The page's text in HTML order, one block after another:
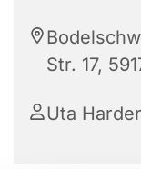
Str. 17,
Uta Harder